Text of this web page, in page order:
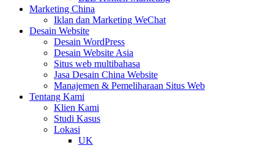
Marketing China
Iklan dan Marketing WeChat
Desain Website
Desain WordPress
Desain Website Asia
Situs web multibahasa
Jasa Desain China Website
Manajemen & Pemeliharaan Situs Web
Tentang Kami
Klien Kami
Studi Kasus
Lokasi
UK